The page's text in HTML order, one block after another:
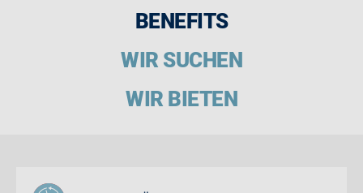
BENEFITS
WIR SUCHEN
WIR BIETEN